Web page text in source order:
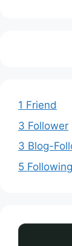
1 Friend
3 Follower
3 Blog-
5 Following